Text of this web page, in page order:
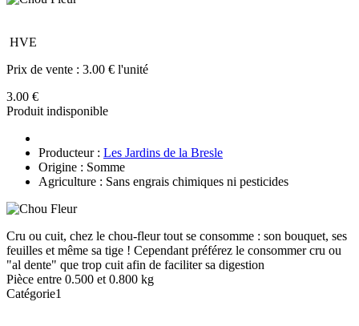
HVE
Prix de vente : 3.00 € l'unité
3.00 €
Produit indisponible
Producteur : Les Jardins de la Bresle
Origine : Somme
Agriculture : Sans engrais chimiques ni pesticides
Cru ou cuit, chez le chou-fleur tout se consomme : son bouquet, ses
feuilles et même sa tige ! Cependant préférez le consommer cru ou
"al dente" que trop cuit afin de faciliter sa digestion
Pièce entre 0.500 et 0.800 kg
Catégorie1